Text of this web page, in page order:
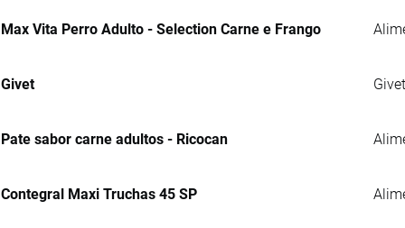
Max Vita Perro Adulto - Selection Carne e Frango
Givet
Pate sabor carne adultos - Ricocan
Contegral Maxi Truchas 45 SP